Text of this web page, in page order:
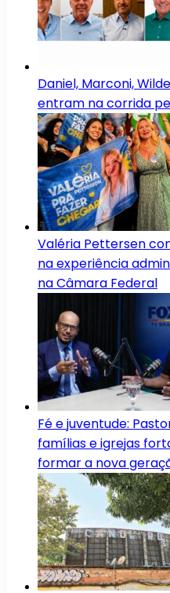
Daniel, Marconi,
entram na corrida
Valéria Pettersen
na experiência
na Câmara Federal
Fé e juventude:
famílias e igrejas
formar a nova